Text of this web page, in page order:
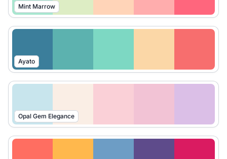
Mint Marrow
Ayato
Opal Gem Elegance